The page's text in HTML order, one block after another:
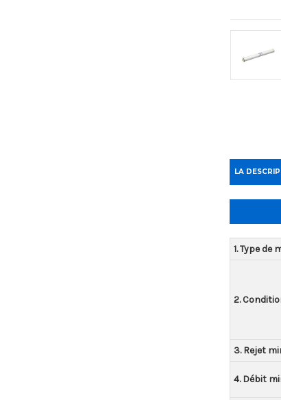
LA
1. Type de
2.
3. Rejet
4. Débit